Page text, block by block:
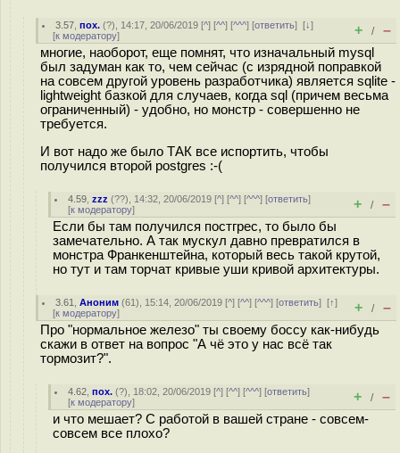
3.57 ,пох. (?), 14:17, 20/06/2019 [^] [^^] [^^^] [ответить][↓]
[к модератору] + / –
многие, наоборот, еще помнят, что изначальный mysql
был задуман как то, чем сейчас (с изрядной поправкой
на совсем другой уровень разработчика) является sqlite -
lightweight базкой для случаев, когда sql (причем весьма
ограниченный) - удобно, но монстр - совершенно не
требуется.
И вот надо же было ТАК все испортить, чтобы
получился второй postgres :-(
4.59 ,zzz (??), 14:32, 20/06/2019 [^] [^^] [^^^] [ответить]
[к модератору] + / –
Если бы там получился постгрес, то было бы
замечательно. А так мускул давно превратился в
монстра Франкенштейна, который весь такой крутой,
но тут и там торчат кривые уши кривой архитектуры.
3.61 ,Аноним (61), 15:14, 20/06/2019 [^] [^^] [^^^] [ответить][↑]
[к модератору] + / –
Про "нормальное железо" ты своему боссу как-нибудь
скажи в ответ на вопрос "А чё это у нас всё так
тормозит?".
4.62 ,пох. (?), 18:02, 20/06/2019 [^] [^^] [^^^] [ответить]
[к модератору] + / –
и что мешает? С работой в вашей стране - совсем-
совсем все плохо?